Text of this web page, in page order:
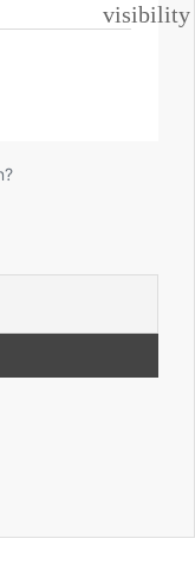
visibility